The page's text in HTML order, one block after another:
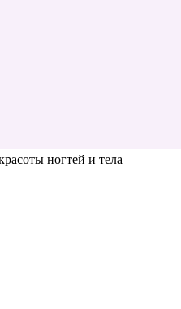
ногтей и тела